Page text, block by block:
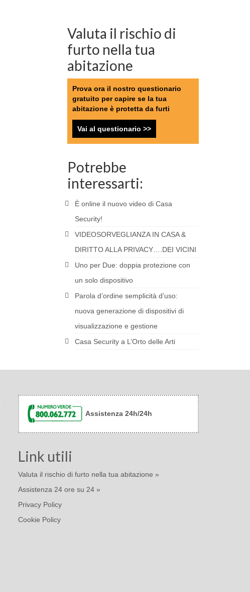
Valuta il rischio di
furto nella tua
abitazione
Prova ora il nostro questionario
gratuito per capire se la tua
abitazione è protetta da furti
Vai al questionario >>
Potrebbe
interessarti:
È online il nuovo video di Casa
Security!
VIDEOSORVEGLIANZA IN CASA &
DIRITTO ALLA PRIVACY….DEI VICINI
Uno per Due: doppia protezione con
un solo dispositivo
Parola d’ordine semplicità d’uso:
nuova generazione di dispositivi di
visualizzazione e gestione
Casa Security a L’Orto delle Arti
Assistenza 24h/24h
Link utili
Valuta il rischio di furto nella tua abitazione »
Assistenza 24 ore su 24 »
Privacy Policy
Cookie Policy